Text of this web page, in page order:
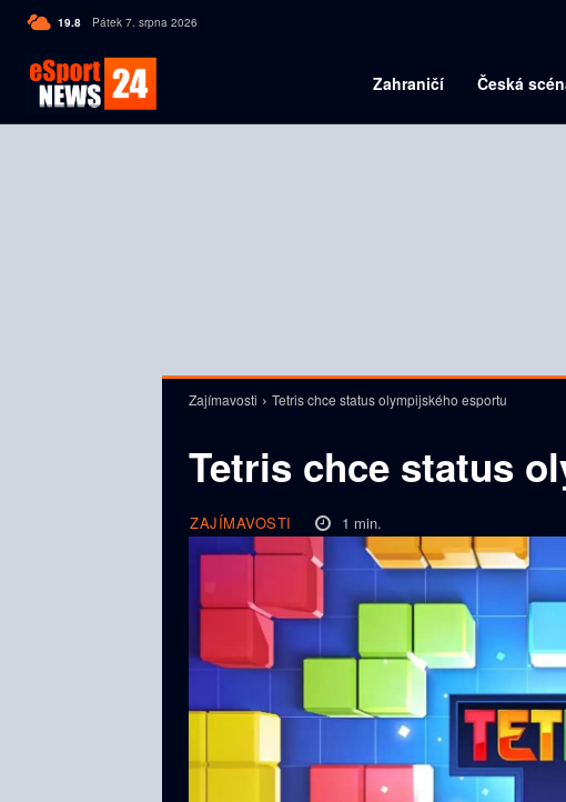
19.8 C Czech
Pátek 7. srpna 2026
Zahraničí Česká
Zajímavosti Tetris chce status olympijského esportu
Tetris chce status
ZAJÍMAVOSTI 1 min.